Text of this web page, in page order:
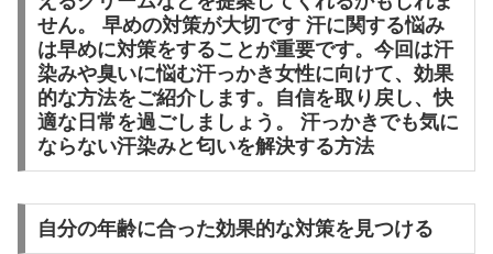
せん。 早めの対策が大切です 汗に関する悩み
は早めに対策をすることが重要です。今回は汗
染みや臭いに悩む汗っかき女性に向けて、効果
的な方法をご紹介します。自信を取り戻し、快
適な日常を過ごしましょう。 汗っかきでも気に
ならない汗染みと匂いを解決する方法
自分の年齢に合った効果的な対策を見つける